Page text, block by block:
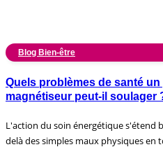
Blog Bien-être
Quels problèmes de santé
magnétiseur peut-il soulager
L'action du soin énergétique s'étend
delà des simples maux physiques en